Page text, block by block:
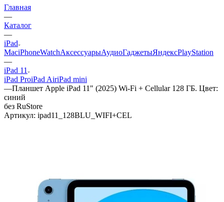
Главная
—
Каталог
—
iPad
MaciPhoneWatchАксессуарыАудиоГаджетыЯндексPlayStation
—
iPad 11
iPad ProiPad AiriPad mini
—Планшет Apple iPad 11" (2025) Wi-Fi + Cellular 128 ГБ. Цвет:
синий
без RuStore
Артикул: ipad11_128BLU_WIFI+CEL